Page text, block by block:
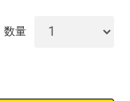
数量